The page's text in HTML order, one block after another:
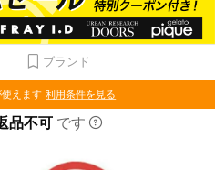
ブランド
使えます 利用条件を見る
品不可 です